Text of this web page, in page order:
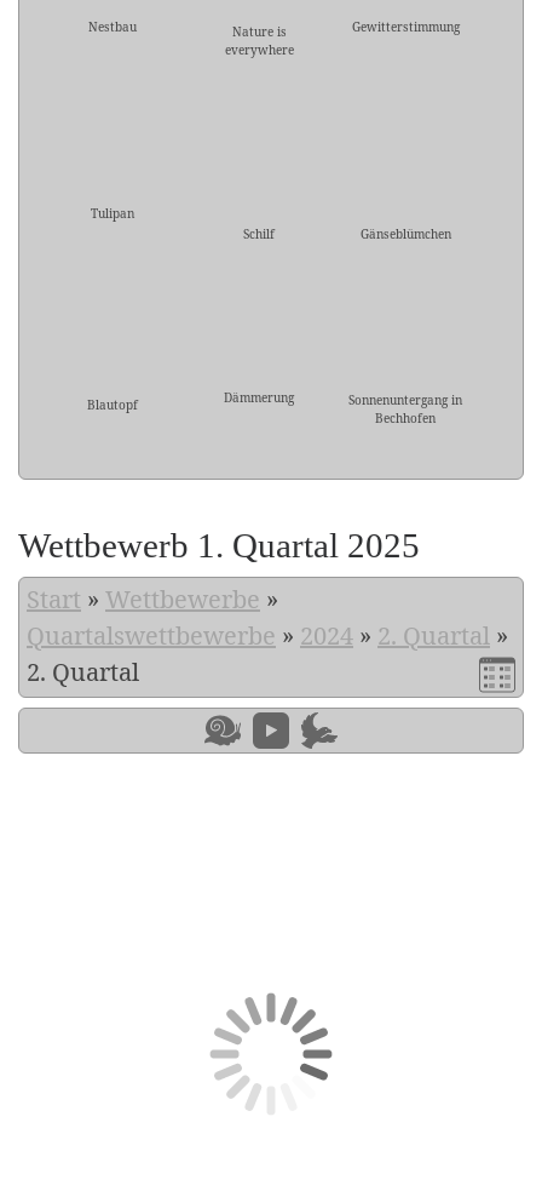
Nestbau
Nature is
everywhere
Gewitterstimmung
Tulipan
Schilf
Gänseblümchen
Blautopf Dämmerung
Sonnenuntergang in
Bechhofen
Wettbewerb 1. Quartal 2025
Start » Wettbewerbe »
Quartalswettbewerbe » 2024 » 2. Quartal »
2. Quartal